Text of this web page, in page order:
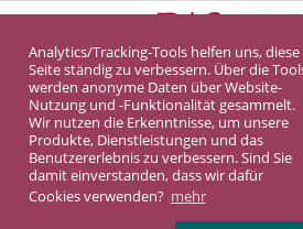
Analytics/Tracking-Tools helfen uns, diese
Seite ständig zu verbessern. Über die
werden anonyme Daten über Website-
Nutzung und -Funktionalität gesammelt.
Wir nutzen die Erkenntnisse, um unsere
Produkte, Dienstleistungen und das
Benutzererlebnis zu verbessern. Sind Sie
damit einverstanden, dass wir dafür
Cookies verwenden? mehr
Denkmalimmobilie Dachau,
Dachau
DASINVEST Service